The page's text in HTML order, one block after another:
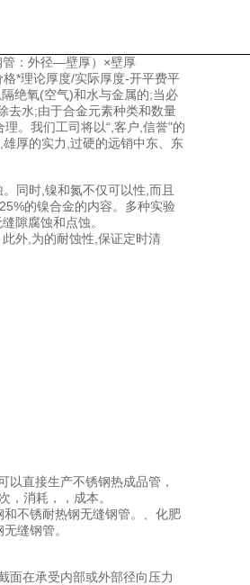
：外径—壁厚）×壁厚
*理论厚度/实际厚度-开平费平
绝氧(空气)和水与金属的;当必
去水;由于合金元素种类和数量
。我们工司将以“,客户,信誉"的
厚的实力,过硬的远销中东、东
同时,镍和氮不仅可以性,而且
的镍合金的内容。多种实验
隙腐蚀和点蚀。
外,为的耐蚀性,保证定时清
直接生产不锈钢热成品管，
，消耗，，成本。
不锈耐热钢无缝钢管。、化肥
缝钢管。
在承受内部或外部径向压力